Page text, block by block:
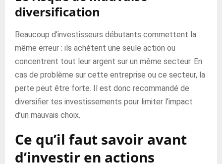
diversification
Beaucoup d’investisseurs débutants commettent la
même erreur : ils achètent une seule action ou
concentrent tout leur argent sur un même secteur. En
cas de problème sur cette entreprise ou ce secteur, la
perte peut être forte. Il est donc recommandé de
diversifier tes investissements pour limiter l’impact
d’un mauvais choix.
Ce qu’il faut savoir avant
d’investir en actions